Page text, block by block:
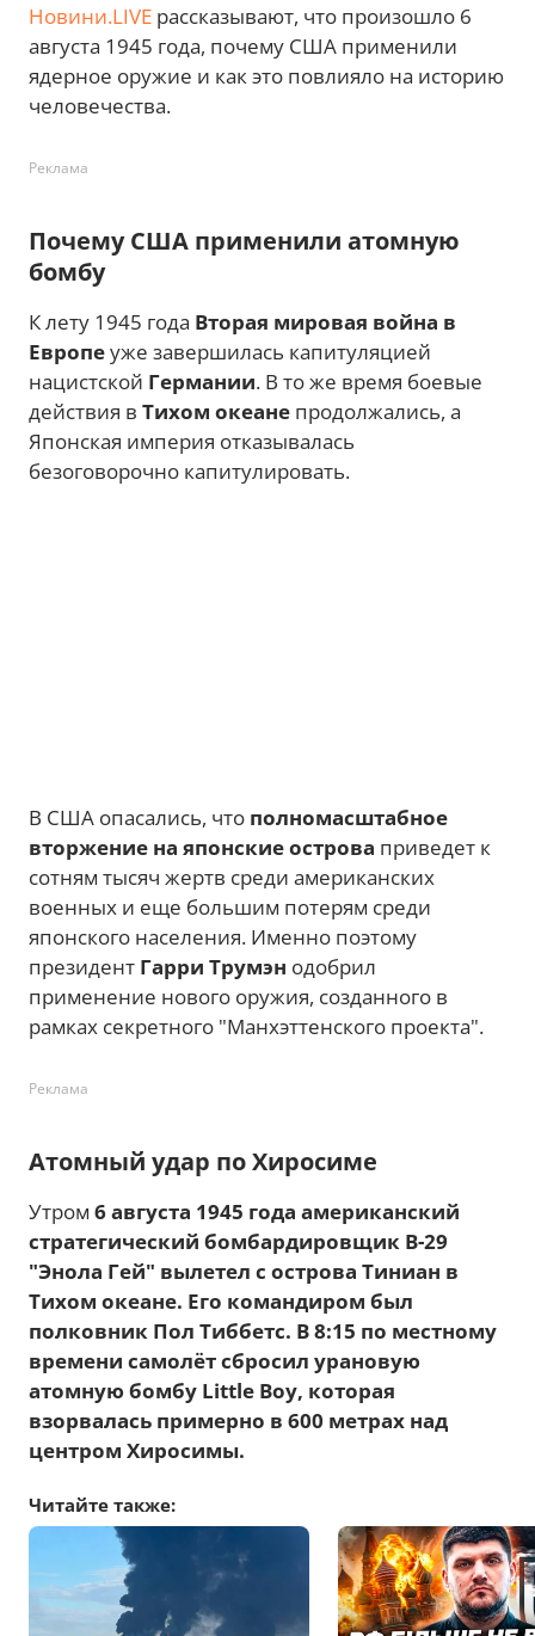
Новини.LIVE рассказывают, что произошло 6
августа 1945 года, почему США применили
ядерное оружие и как это повлияло на историю
человечества.
Реклама
Почему США применили атомную
бомбу
К лету 1945 года Вторая мировая война в
Европеуже завершилась капитуляцией
нацистской Германии. В то же время боевые
действия в Тихом океане продолжались, а
Японская империя отказывалась
безоговорочно капитулировать.
В США опасались, что полномасштабное
вторжение на японские острова приведет к
сотням тысяч жертв среди американских
военных и еще большим потерям среди
японского населения. Именно поэтому
президент Гарри Трумэн одобрил
применение нового оружия, созданного в
рамках секретного "Манхэттенского проекта".
Реклама
Атомный удар по Хиросиме
Утром 6 августа 1945 года американский
стратегический бомбардировщик B-29
"Энола Гей" вылетел с острова Тиниан в
Тихом океане. Его командиром был
полковник Пол Тиббетс. В 8:15 по местному
времени самолёт сбросил урановую
атомную бомбу Little Boy, которая
взорвалась примерно в 600 метрах над
центром Хиросимы.
Читайте также: